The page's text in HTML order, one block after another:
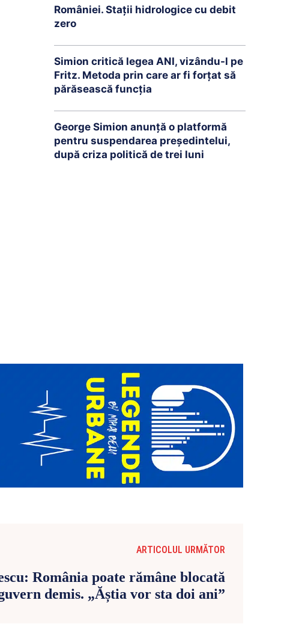
României. Stații hidrologice cu debit
zero
Simion critică legea ANI, vizându-l pe
Fritz. Metoda prin care ar fi forțat să
părăsească funcția
George Simion anunță o platformă
pentru suspendarea președintelui,
după criza politică de trei luni
ARTICOLUL URMĂTOR
România poate rămâne blocată
demis. „Ăștia vor sta doi ani”